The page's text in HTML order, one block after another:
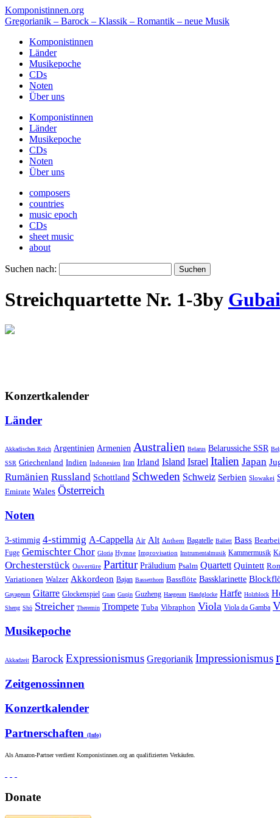
Komponistinnen.org
Gregorianik – Barock – Klassik – Romantik – neue Musik
Komponistinnen
Länder
Musikepoche
CDs
Noten
Über uns
Komponistinnen
Länder
Musikepoche
CDs
Noten
Über uns
composers
countries
music epoch
CDs
sheet music
about
Suchen nach:
Streichquartette Nr. 1-3by
Konzertkalender
Länder
Akkadisches Reich Argentinien Armenien Australien Belarus Belarussiche SSR
SSR Griechenland Indien Indonesien Iran Irland Island Israel Italien Japan
Rumänien Russland Schottland Schweden Schweiz Serbien Slowakei
Emirate Wales Österreich
Noten
3-stimmig 4-stimmig A-Cappella Air Alt Anthem Bagatelle Ballett Bass
Fuge Gemischter Chor Gloria Hymne Improvisation Instrumentalmusik Kammermusik
Orchesterstück Ouvertüre Partitur Präludium Psalm Quartett Quintett
Variationen Walzer Akkordeon Bajan Bassetthorn Bassflöte Bassklarinette
Gayageum Gitarre Glockenspiel Guan Guqin Guzheng Haegeum Handglocke Harfe Holzblock
Sheng Shō Streicher Theremin Trompete Tuba Vibraphon Viola Viola da Gamba
Musikepoche
Akkadzeit Barock Expressionismus Gregorianik Impressionismus
Zeitgenossinnen
Konzertkalender
Partnerschaften (Info)
Als Amazon-Partner verdient Komponistinnen.org an qualifizierten Verkäufen.
Donate